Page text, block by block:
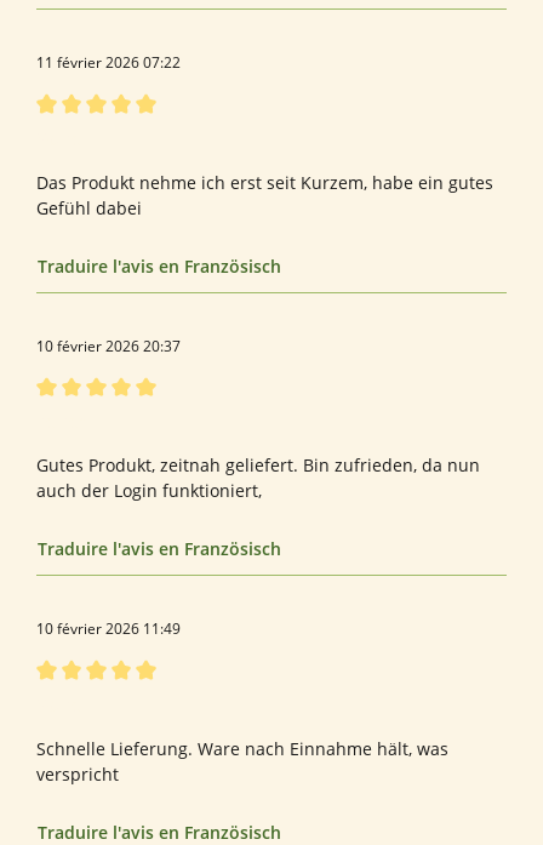
11 février 2026 07:22
Das Produkt nehme ich erst seit Kurzem, habe ein gutes
Gefühl dabei
Traduire l'avis en Französisch
10 février 2026 20:37
Gutes Produkt, zeitnah geliefert. Bin zufrieden, da nun
auch der Login funktioniert,
Traduire l'avis en Französisch
10 février 2026 11:49
Schnelle Lieferung. Ware nach Einnahme hält, was
verspricht
Traduire l'avis en Französisch